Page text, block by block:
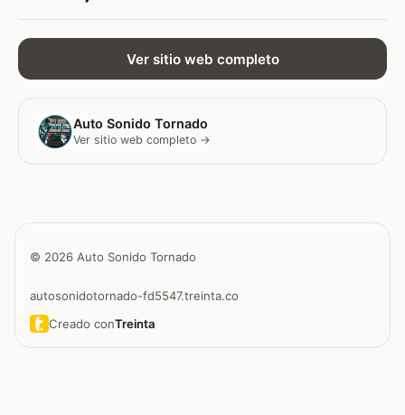
Ver sitio web completo
Auto Sonido Tornado
Ver sitio web completo →
© 2026 Auto Sonido Tornado
autosonidotornado-fd5547.treinta.co
Creado conTreinta